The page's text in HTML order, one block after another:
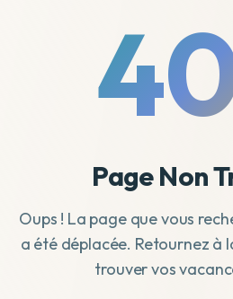
Page Non
Oups ! La page que vous
a été déplacée. Retournez à
trouver vos